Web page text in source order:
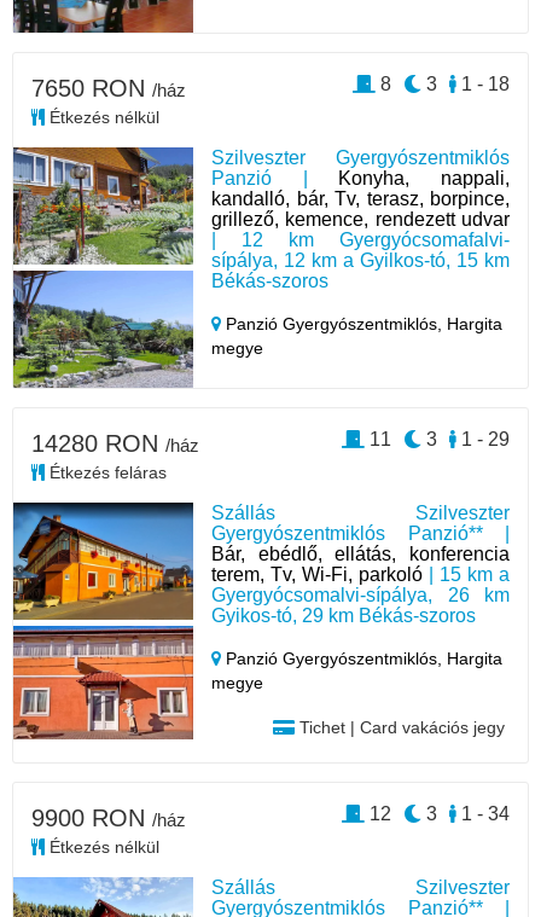
Szilveszter Gyergyószentmiklós
Panzió | Konyha, nappali,
kandalló, bár, Tv, terasz, borpince,
grillező, kemence, rendezett udvar
| 12 km Gyergyócsomafalvi-
sípálya, 12 km a Gyilkos-tó, 15 km
Békás-szoros
Panzió Gyergyószentmiklós, Hargita
megye
7650 RON /ház
Étkezés nélkül
1 - 18
3
8
Szállás Szilveszter
Gyergyószentmiklós Panzió** |
Bár, ebédlő, ellátás, konferencia
terem, Tv, Wi-Fi, parkoló | 15 km a
Gyergyócsomalvi-sípálya, 26 km
Gyikos-tó, 29 km Békás-szoros
Panzió Gyergyószentmiklós, Hargita
megye
Tichet | Card vakációs jegy
14280 RON /ház
Étkezés feláras
1 - 29
3
11
Szállás Szilveszter
Gyergyószentmiklós Panzió** |
9900 RON /ház
Étkezés nélkül
1 - 34
3
12